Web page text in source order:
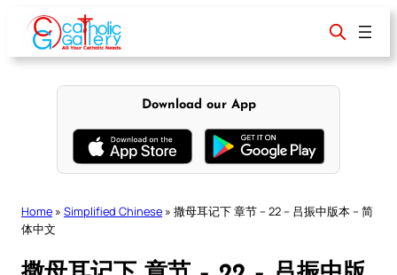
content
Download our App
Home » Simplified Chinese » 撒母耳记下 章节 – 22 – 吕振中版本 – 简
体中文